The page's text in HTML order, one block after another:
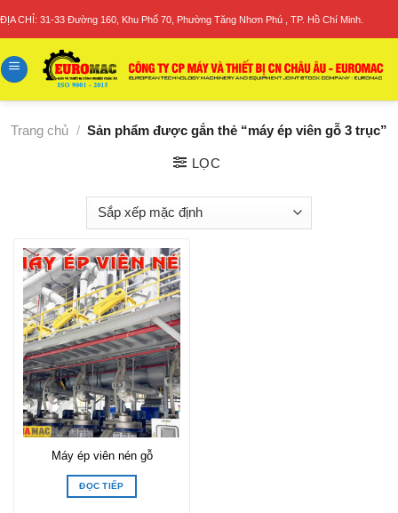
ĐỊA CHỈ: 31-33 Đường 160, Khu Phố 70, Phường Tăng Nhơn Phú , TP. Hồ Chí Minh.
Trang chủ / Sản phẩm được gắn thẻ “máy ép viên gỗ 3 trục”
LỌC
Máy ép viên nén gỗ
ĐỌC TIẾP